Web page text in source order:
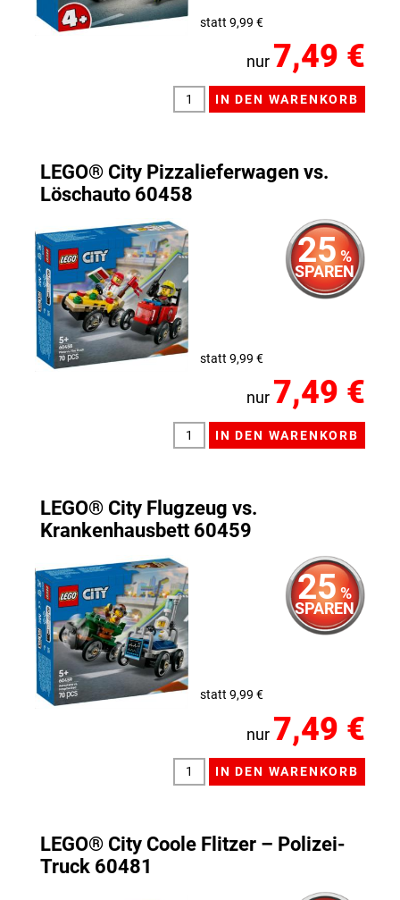
statt 9,99 €
nur 7,49 €
LEGO® City Pizzalieferwagen vs.
Löschauto 60458
25 %
SPAREN
statt 9,99 €
nur 7,49 €
LEGO® City Flugzeug vs.
Krankenhausbett 60459
25 %
SPAREN
statt 9,99 €
nur 7,49 €
LEGO® City Coole Flitzer – Polizei-
Truck 60481